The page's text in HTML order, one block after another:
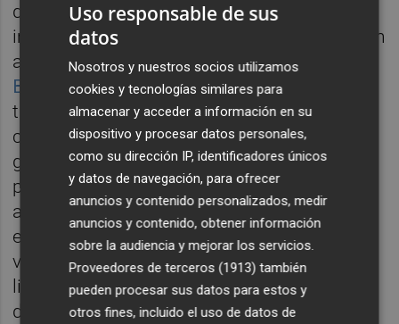
define y reconoce el talento y esfuerzo y lo
impulsa, con el fin de que las operarias lleven
a cabo tareas cada vez más especializadas.
Begoña Dávila,quien lleva 18 años
trabajando en Lhicarsa, nos cuenta que su
crecimiento en la empresa ha sido muy
grande. Dávila se encargaba de separar el
plástico en una cinta y poco a poco ha ido
avanzando “hasta que me propusieron llevar
el camión, me saqué el carné, y ahora en
verano también hago de conductora de
limpieza”, un puesto que cada vez
desempeñan más mujeres. Por otro
Uso responsable de sus
datos
Nosotros y nuestros socios utilizamos
cookies y tecnologías similares para
almacenar y acceder a información en su
dispositivo y procesar datos personales,
como su dirección IP, identificadores únicos
y datos de navegación, para ofrecer
anuncios y contenido personalizados, medir
anuncios y contenido, obtener información
sobre la audiencia y mejorar los servicios.
Proveedores de terceros (1913) también
pueden procesar sus datos para estos y
otros fines, incluido el uso de datos de